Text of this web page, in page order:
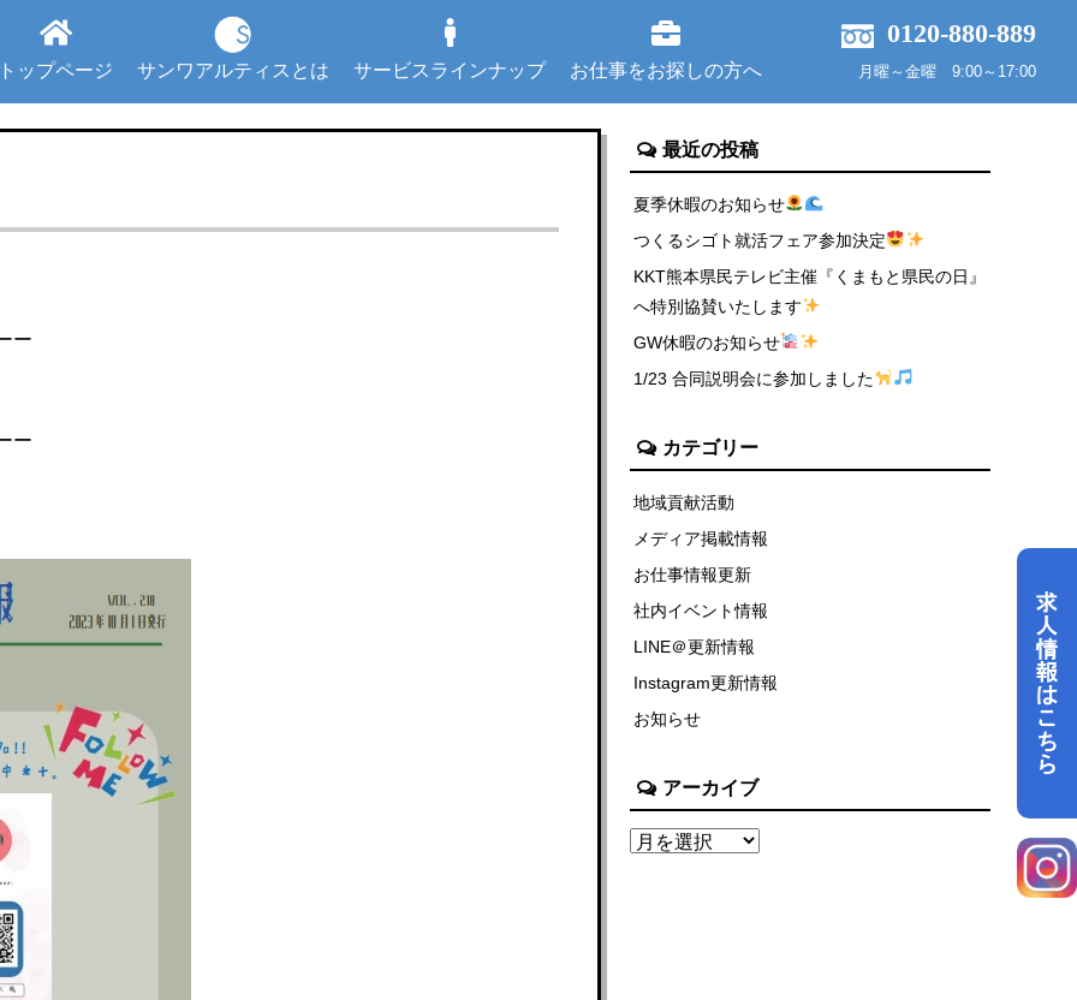
ップページ サンワアルティスとは サービスラインナップ お仕事をお探しの方へ
0120-880-889
月曜～金曜 9:00～17:00
ー
ー
最近の投稿
夏季休暇のお知らせ
つくるシゴト就活フェア参加決定
KKT熊本県民テレビ主催『くまもと県民の日』
へ特別協賛いたします
GW休暇のお知らせ
1/23 合同説明会に参加しました
カテゴリー
地域貢献活動
メディア掲載情報
お仕事情報更新
社内イベント情報
LINE＠更新情報
Instagram更新情報
お知らせ
アーカイブ